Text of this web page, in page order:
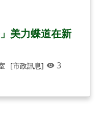
美力蝶道在新
[市政訊息] 3